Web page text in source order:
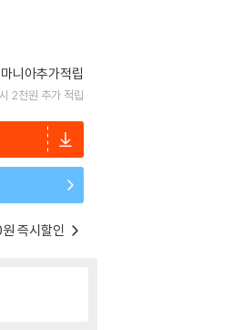
마니아추가적립
2천원 추가 적립
즉시할인